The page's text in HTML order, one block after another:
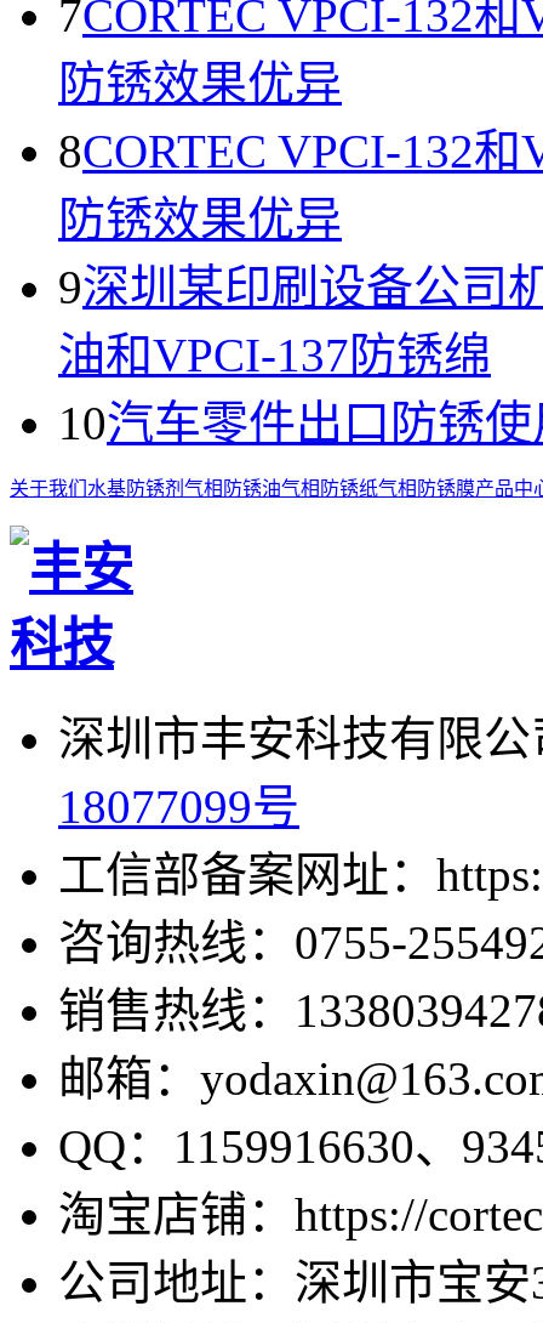
7CORTEC VPCI-132
防锈效果优异
8CORTEC VPCI-132
防锈效果优异
9深圳某印刷设备公司
油和VPCI-137防锈绵
10汽车零件出口防锈
关于我们 水基防锈剂 气相防锈油气相防锈纸气相防锈膜产品中
深圳市丰安科技有限
18077099号
工信部备案网址：
咨询热线：0755-
销售热线：
邮箱：
QQ：1159916630、
淘宝店铺：https://
公司地址：深圳市宝